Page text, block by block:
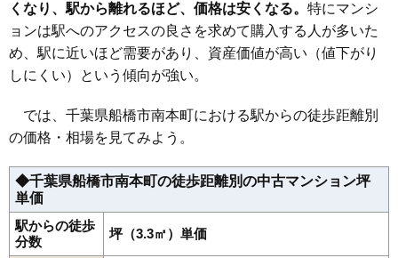
相場 1,530万円～1,730万円
(33.3万円/㎡~37.6万円/㎡)
マンションナビで
無料一括査定をする
船橋花輪グランドハイツ2号棟
交通 船橋競馬場駅（3分）
相場 2,590万円～2,790万円
(29.8万円/㎡~32.1万円/㎡)
42 習志野 115万円 2,422万円 94.2%
43 114万円 2,393万円
田喜野井 110万円
46 市場 96万円 1,735万円 85.4%
47 咲が丘 96万円
48 三咲 96万円 1,721万円 88.0%
49
50 飯山満町
51
24 三咲駅 80万円 1,443万円 83.9%
25 北習志野駅 72万円 1,361万円 73.2%
26 小室駅 50万円 748万円 83.8%
28 高根公団駅 35万円 655万円 70.5%
29 滝不動駅 29万円
くなり、駅から離れるほど、価格は安くなる。 特にマンシ
ョンは駅へのアクセスの良さを求めて購入する人が多いた
め、駅に近いほど需要があり、資産価値が高い（値下がり
しにくい）という傾向が強い。
では、千葉県船橋市南本町における駅からの徒歩距離別
の価格・相場を見てみよう。
◆千葉県船橋市南本町の徒歩距離別の中古マンション坪
単価
駅からの徒歩
分数
坪（3.3㎡）単価